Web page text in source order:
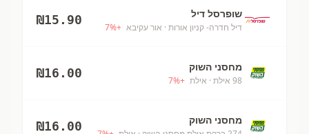
שופרסל דיל
דיל חדרה- קניון אורות · אור עקיבא +
7%
₪15.90
מחסני השוק
98 אילת · אילת +
7%
₪16.00
מחסני השוק ₪16.00